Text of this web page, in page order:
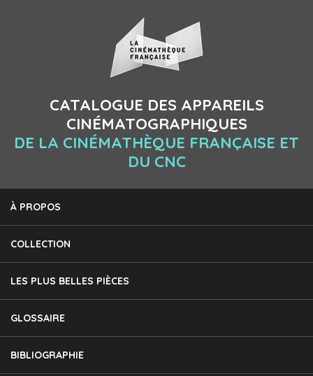
CATALOGUE DES APPAREILS
CINÉMATOGRAPHIQUES
DE LA CINÉMATHÈQUE FRANÇAISE ET
DU CNC
À PROPOS
COLLECTION
LES PLUS BELLES PIÈCES
GLOSSAIRE
BIBLIOGRAPHIE